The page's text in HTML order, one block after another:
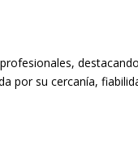
por su cercanía,